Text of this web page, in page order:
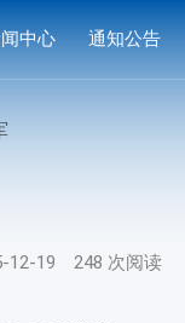
中心
活动
通知公告
12-19 248 次阅读